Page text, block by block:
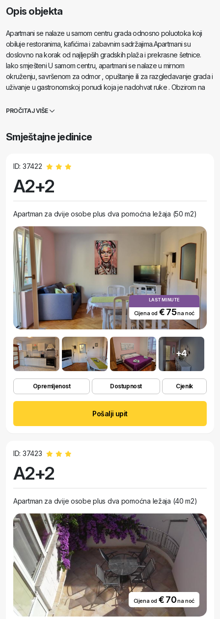
Opis objekta
Apartmani se nalaze u samom centru grada odnosno poluotoka koji
obiluje restoranima, kafićima i zabavnim sadržajima.Apartmani su
doslovno na korak od najljepših gradskih plaža i prekrasne šetnice.
Iako smješteni U samom centru, apartmani se nalaze u mirnom
okruženju, savršenom za odmor , opuštanje ili za razgledavanje grada i
uživanje u gastronomskoj ponudi koja je nadohvat ruke . Obzirom na
nekoliko bankovnih poslovnica, ured pošte, autobusni kolodvor,
ćete opuštajući se u miru i privatnosti VIGO
PROČITAJ VIŠE
Smještajne jedinice
ID: 37422
A2+2
Apartman za dvije osobe plus dva pomoćna ležaja (50 m2)
LAST MINUTE
Cijena od € 75na noć
+4
Opremljenost Dostupnost Cjenik
Pošalji upit
ID: 37423
A2+2
Apartman za dvije osobe plus dva pomoćna ležaja (40 m2)
Cijena od € 70na noć